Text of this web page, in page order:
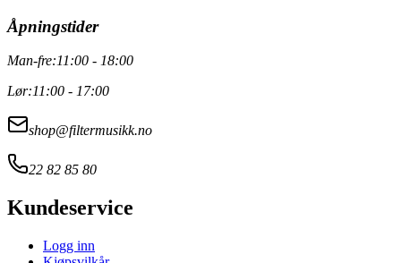
Åpningstider
Man-fre:11:00 - 18:00
Lør:11:00 - 17:00
shop@filtermusikk.no
22 82 85 80
Kundeservice
Logg inn